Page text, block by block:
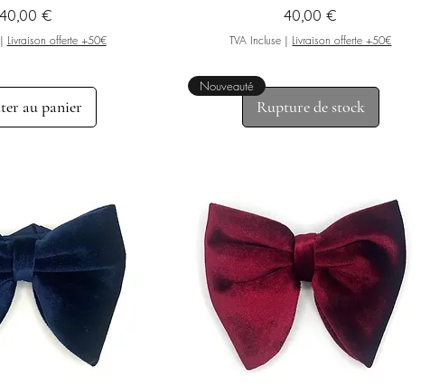
Prix
40,00 €
Livraison offerte +50€
Prix
40,00 €
TVA Incluse | Livraison offerte +50€
au panier Rupture de stock
Nouveauté